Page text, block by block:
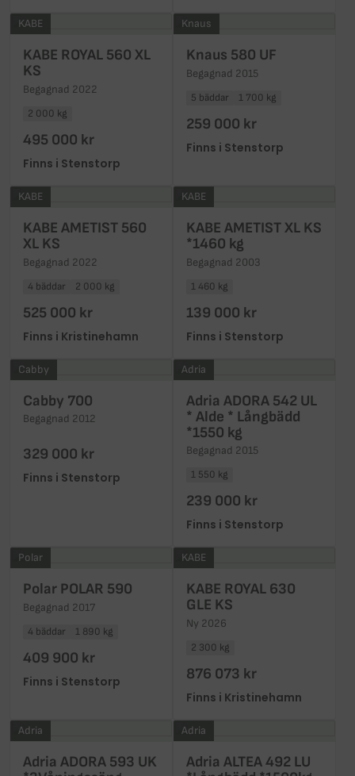
KABE
KABE ROYAL 560 XL
KS
Begagnad 2022
2 000 kg
495 000 kr
Finns i Stenstorp
Knaus
Knaus 580 UF
Begagnad 2015
5 bäddar 1 700 kg
259 000 kr
Finns i Stenstorp
KABE
KABE AMETIST 560
XL KS
Begagnad 2022
4 bäddar 2 000 kg
525 000 kr
Finns i Kristinehamn
KABE
KABE AMETIST XL KS
*1460 kg
Begagnad 2003
1 460 kg
139 000 kr
Finns i Stenstorp
Cabby
Cabby 700
Begagnad 2012
329 000 kr
Finns i Stenstorp
Adria
Adria ADORA 542 UL
* Alde * Långbädd
*1550 kg
Begagnad 2015
1 550 kg
239 000 kr
Finns i Stenstorp
Polar
Polar POLAR 590
Begagnad 2017
4 bäddar 1 890 kg
409 900 kr
Finns i Stenstorp
KABE
KABE ROYAL 630
GLE KS
Ny 2026
2 300 kg
876 073 kr
Finns i Kristinehamn
Adria
Adria ADORA 593 UK
Adria
Adria ALTEA 492 LU